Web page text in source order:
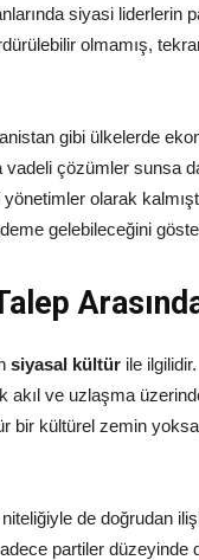
siyasi liderlerin
olmamış,
gibi ülkelerde
çözümler sunsa
olarak
gelebileceğini
siyasal kültür ile
ve uzlaşma
bir kültürel zemin
de doğrudan
partiler düzeyinde